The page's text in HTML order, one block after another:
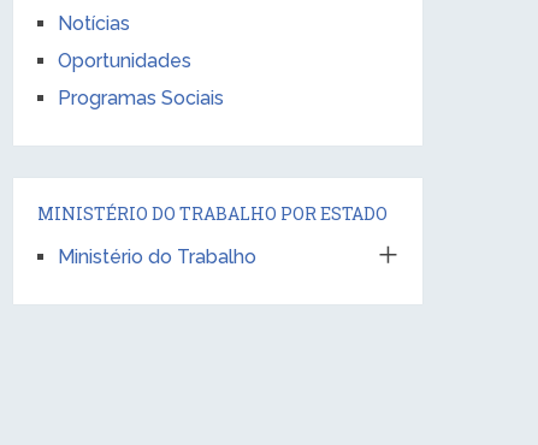
Notícias
Oportunidades
Programas Sociais
MINISTÉRIO DO TRABALHO POR ESTADO
Ministério do Trabalho